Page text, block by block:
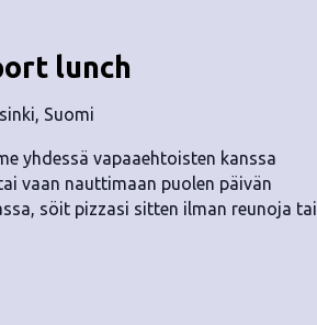
lunch
Suomi
yhdessä vapaaehtoisten kanssa
vaan nauttimaan puolen päivän
söit pizzasi sitten ilman reunoja tai